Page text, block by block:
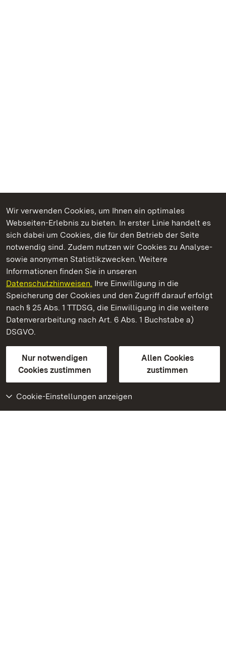
Wir verwenden Cookies, um Ihnen ein optimales
Webseiten-Erlebnis zu bieten. In erster Linie handelt es
sich dabei um Cookies, die für den Betrieb der Seite
notwendig sind. Zudem nutzen wir Cookies zu Analyse-
sowie anonymen Statistikzwecken. Weitere
Informationen finden Sie in unseren
Datenschutzhinweisen. Ihre Einwilligung in die
Speicherung der Cookies und den Zugriff darauf erfolgt
nach § 25 Abs. 1 TTDSG, die Einwilligung in die weitere
Datenverarbeitung nach Art. 6 Abs. 1 Buchstabe a)
DSGVO.
Nur notwendigen
Cookies zustimmen
Allen Cookies
zustimmen
Cookie-Einstellungen anzeigen
Kommen. Staunen. Genießen.
Staatliche Schlösser und Gärten Baden‑Württemberg
Staatliche Schlösser und Gärten Baden-Württemberg
Kontakt
GebärdenspracheLeichte Sprache
Erklärung zur Barrierefreiheit
BITV-konform (geprüfte Seiten)
Weiteres